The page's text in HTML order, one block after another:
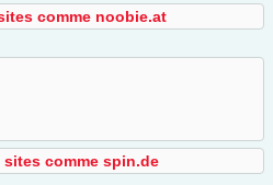
comme noobie.at
sites comme spin.de